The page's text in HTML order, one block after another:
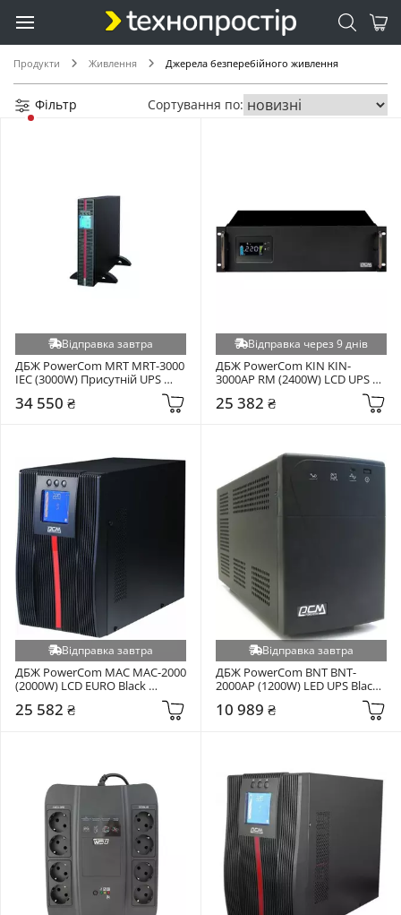
Продукти Живлення Джерела безперебійного живлення
Фільтр Сортування по:
Відправка завтра
ДБЖ PowerCom MRT MRT-3000
IEC (3000W) Присутній UPS
34 550 ₴
Відправка через 9 днів
ДБЖ PowerCom KIN KIN-
3000AP RM (2400W) LCD UPS
25 382 ₴
Відправка завтра
ДБЖ PowerCom MAC MAC-2000
(2000W) LCD EURO Black
25 582 ₴
Відправка завтра
ДБЖ PowerCom BNT BNT-
2000AP (1200W) LED UPS Black
10 989 ₴